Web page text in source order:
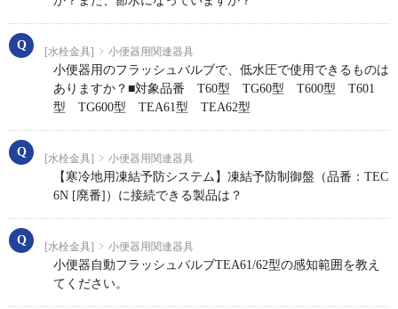
[水栓金具] 小便器用関連器具
小便器用のフラッシュバルブで、低水圧で使用できるものは
ありますか？■対象品番 T60型 TG60型 T600型 T601
型 TG600型 TEA61型 TEA62型
[水栓金具] 小便器用関連器具
【寒冷地用凍結予防システム】凍結予防制御盤（品番：TEC
6N [廃番]）に接続できる製品は？
[水栓金具] 小便器用関連器具
小便器自動フラッシュバルブTEA61/62型の感知範囲を教え
てください。